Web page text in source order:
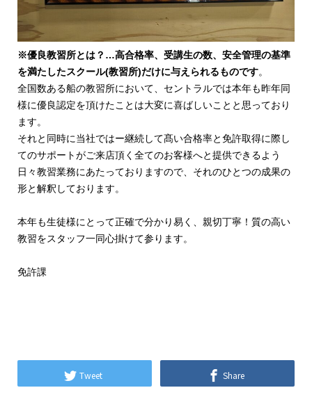
※優良教習所とは？…高合格率、受講生の数、安全管理の基準
を満たしたスクール(教習所)だけに与えられるものです。
全国数ある船の教習所において、セントラルでは本年も昨年同
様に優良認定を頂けたことは大変に喜ばしいことと思っており
ます。
それと同時に当社ではー継続して髙い合格率と免許取得に際し
てのサポートがご来店頂く全てのお客様へと提供できるよう
日々教習業務にあたっておりますので、それのひとつの成果の
形と解釈しております。
本年も生徒様にとって正確で分かり易く、親切丁寧！質の高い
教習をスタッフ一同心掛けて参ります。
免許課
Tweet Share